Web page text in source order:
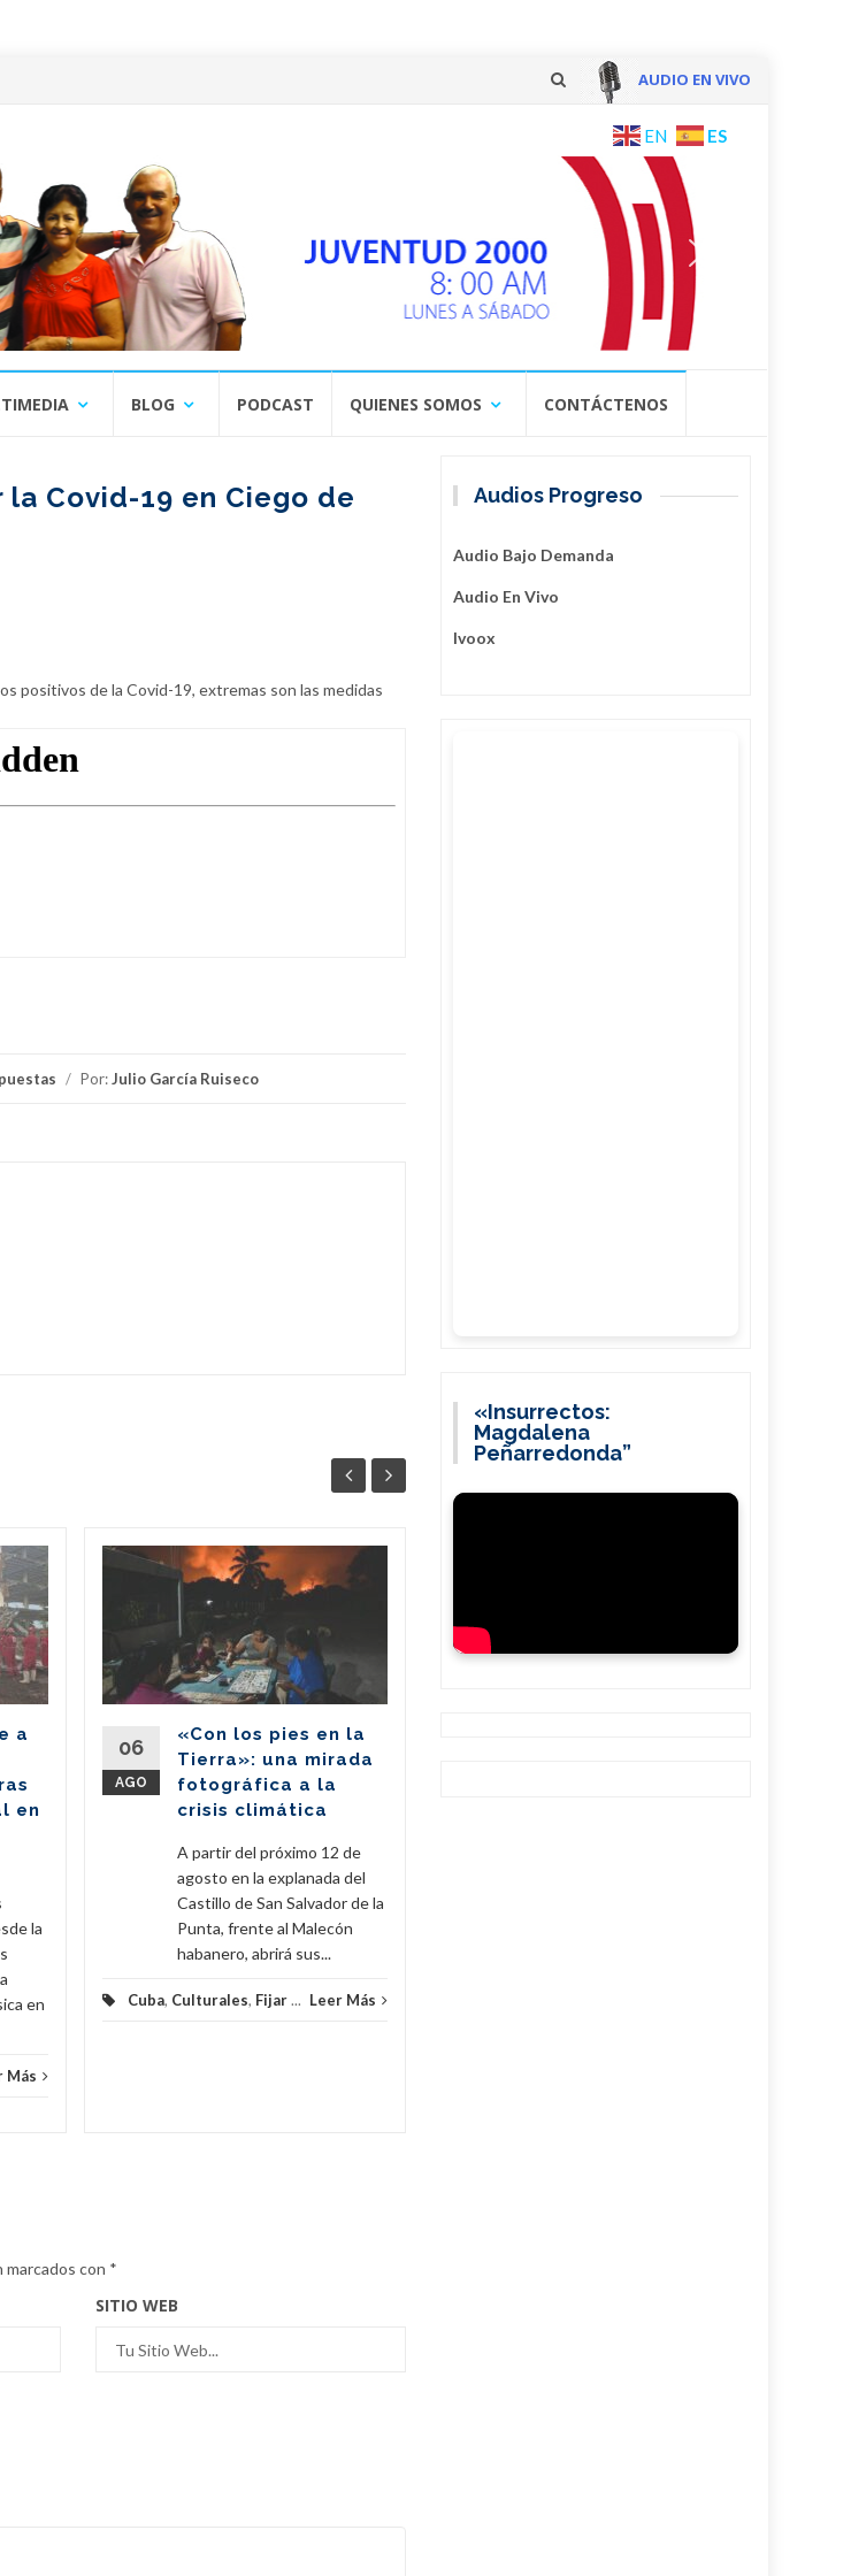
AUDIO EN VIVO
content
EN ES
BLOG PODCAST QUIENES SOMOS CONTÁCTENOS
Covid-19 en Ciego de
positivos de la Covid-19, extremas son las medidas
/ Por:Julio García Ruiseco
a
en
la
en
Más
06
AGO
«Con los pies en la
Tierra»: una mirada
fotográfica a la
crisis climática
A partir del próximo 12 de
agosto en la explanada del
Castillo de San Salvador de la
Punta, frente al Malecón
habanero, abrirá sus...
Cuba, Culturales, Fijar... Leer Más
AGO
MW (+Post)
con *
SITIO WEB
Audios Progreso
Audio Bajo Demanda
Audio En Vivo
Ivoox
«Insurrectos:
Magdalena
Peñarredonda”